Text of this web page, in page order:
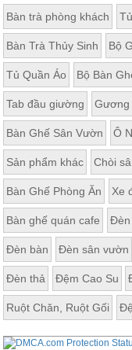
Bàn trà phòng khách
Bàn Trà Thủy Sinh Bộ
Tủ Quần Áo Bộ Bàn
Tab đầu giường Gương
Bàn Ghế Sân Vườn Ô
Sản phẩm khác Chòi
Bàn Ghế Phòng Ăn Xe
Bàn ghế quán cafe Đèn
Đèn bàn Đèn sân vườn
Đèn thả Đệm Cao Su
Ruột Chăn, Ruột Gối